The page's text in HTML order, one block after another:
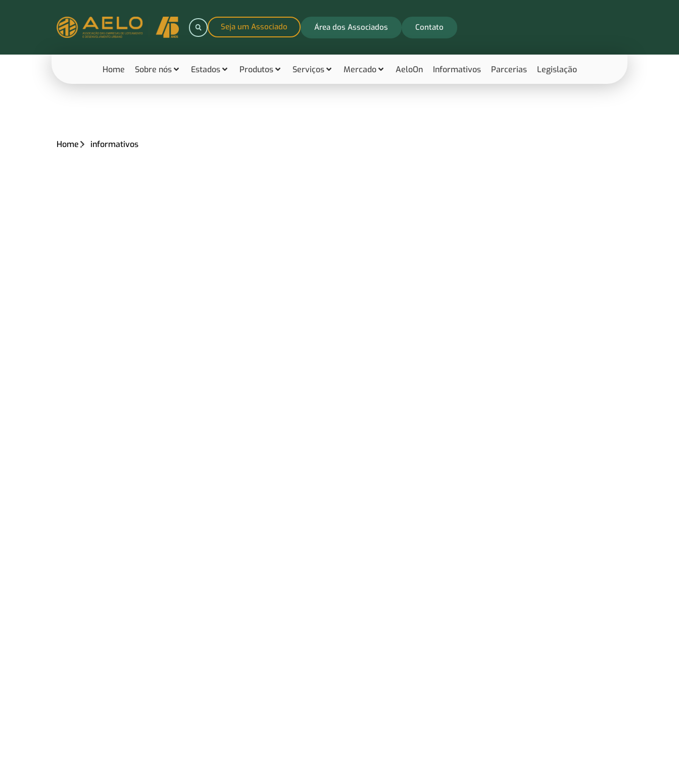
Seja um Associado Área dos Associados Contato
Home Sobre nós Estados Produtos Serviços Mercado AeloOn Informativos Parcerias Legislação
Home informativos